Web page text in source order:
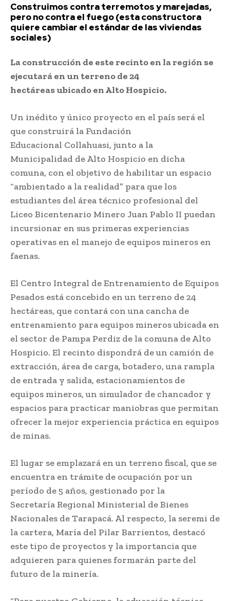
Construimos contra terremotos y marejadas,
pero no contra el fuego (esta constructora
quiere cambiar el estándar de las viviendas
sociales)
La construcción de este recinto en la región se
ejecutará en un terreno de 24
hectáreas ubicado en Alto Hospicio.
Un inédito y único proyecto en el país será el
que construirá la Fundación
Educacional Collahuasi, junto a la
Municipalidad de Alto Hospicio en dicha
comuna, con el objetivo de habilitar un espacio
“ambientado a la realidad” para que los
estudiantes del área técnico profesional del
Liceo Bicentenario Minero Juan Pablo II puedan
incursionar en sus primeras experiencias
operativas en el manejo de equipos mineros en
faenas.
El Centro Integral de Entrenamiento de Equipos
Pesados está concebido en un terreno de 24
hectáreas, que contará con una cancha de
entrenamiento para equipos mineros ubicada en
el sector de Pampa Perdiz de la comuna de Alto
Hospicio. El recinto dispondrá de un camión de
extracción, área de carga, botadero, una rampla
de entrada y salida, estacionamientos de
equipos mineros, un simulador de chancador y
espacios para practicar maniobras que permitan
ofrecer la mejor experiencia práctica en equipos
de minas.
El lugar se emplazará en un terreno fiscal, que se
encuentra en trámite de ocupación por un
período de 5 años, gestionado por la
Secretaría Regional Ministerial de Bienes
Nacionales de Tarapacá. Al respecto, la seremi de
la cartera, María del Pilar Barrientos, destacó
este tipo de proyectos y la importancia que
adquieren para quienes formarán parte del
futuro de la minería.